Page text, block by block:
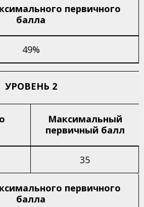
первичного
балла
49%
УРОВЕНЬ 2
Максимальный
первичный балл
35
первичного
балла